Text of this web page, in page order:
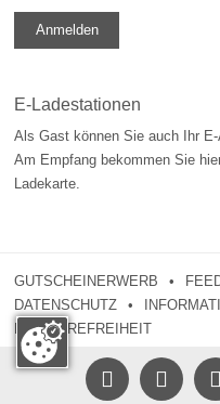
Anmelden
E-Ladestationen
Als Gast können Sie auch Ihr
Am Empfang bekommen Sie
Ladekarte.
GUTSCHEINERWERB
DATENSCHUTZ
BARRIEREFREIHEIT
  